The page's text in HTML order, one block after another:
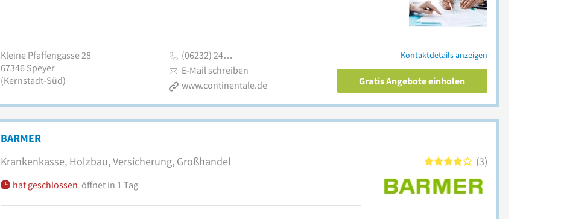
Kleine Pfaffengasse 28
67346 Speyer
(Kernstadt-Süd)
(06232) 24…
E-Mail schreiben
www.continentale.de
Kontaktdetails anzeigen
Gratis Angebote einholen
BARMER
Krankenkasse, Holzbau, Versicherung, Großhandel
hat geschlossen öffnet in 1 Tag
3